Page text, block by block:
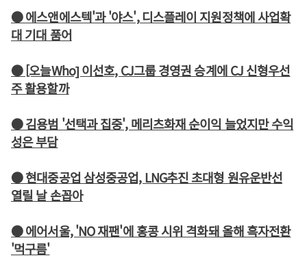
● 에스앤에스텍'과 '야스', 디스플레이 지원정책에 사업확
대 기대 품어
● [오늘Who] 이선호, CJ그룹 경영권 승계에 CJ 신형우선
주 활용할까
● 김용범 '선택과 집중', 메리츠화재 순이익 늘었지만 수익
성은 부담
● 현대중공업 삼성중공업, LNG추진 초대형 원유운반선
열릴 날 손꼽아
● 에어서울, 'NO 재팬'에 홍콩 시위 격화돼 올해 흑자전환
'먹구름'